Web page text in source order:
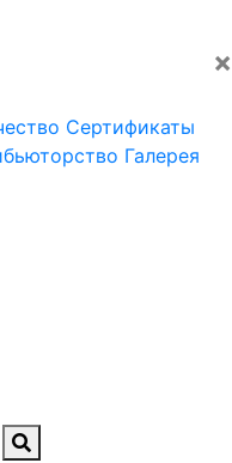
×
Сертификаты
Галерея